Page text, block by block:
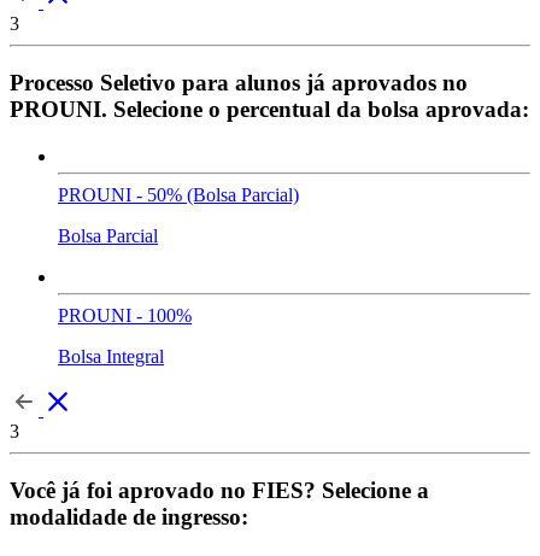
3
Processo Seletivo para alunos já aprovados no
PROUNI. Selecione o percentual da bolsa aprovada:
PROUNI - 50% (Bolsa Parcial)
Bolsa Parcial
PROUNI - 100%
Bolsa Integral
3
Você já foi aprovado no FIES? Selecione a
modalidade de ingresso: